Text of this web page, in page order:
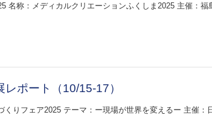
名称：メディカルクリエーションふくしま2025 主催：福
ポート（10/15-17）
くりフェア2025 テーマ：ー現場が世界を変えるー 主催：